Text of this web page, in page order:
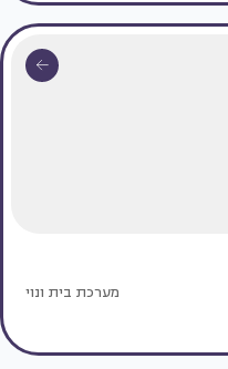
מערכת בית ונוי